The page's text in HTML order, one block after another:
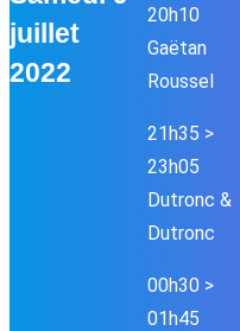
juillet
2022
20h10
Gaëtan
Roussel
21h35 >
23h05
Dutronc &
Dutronc
00h30 >
01h45